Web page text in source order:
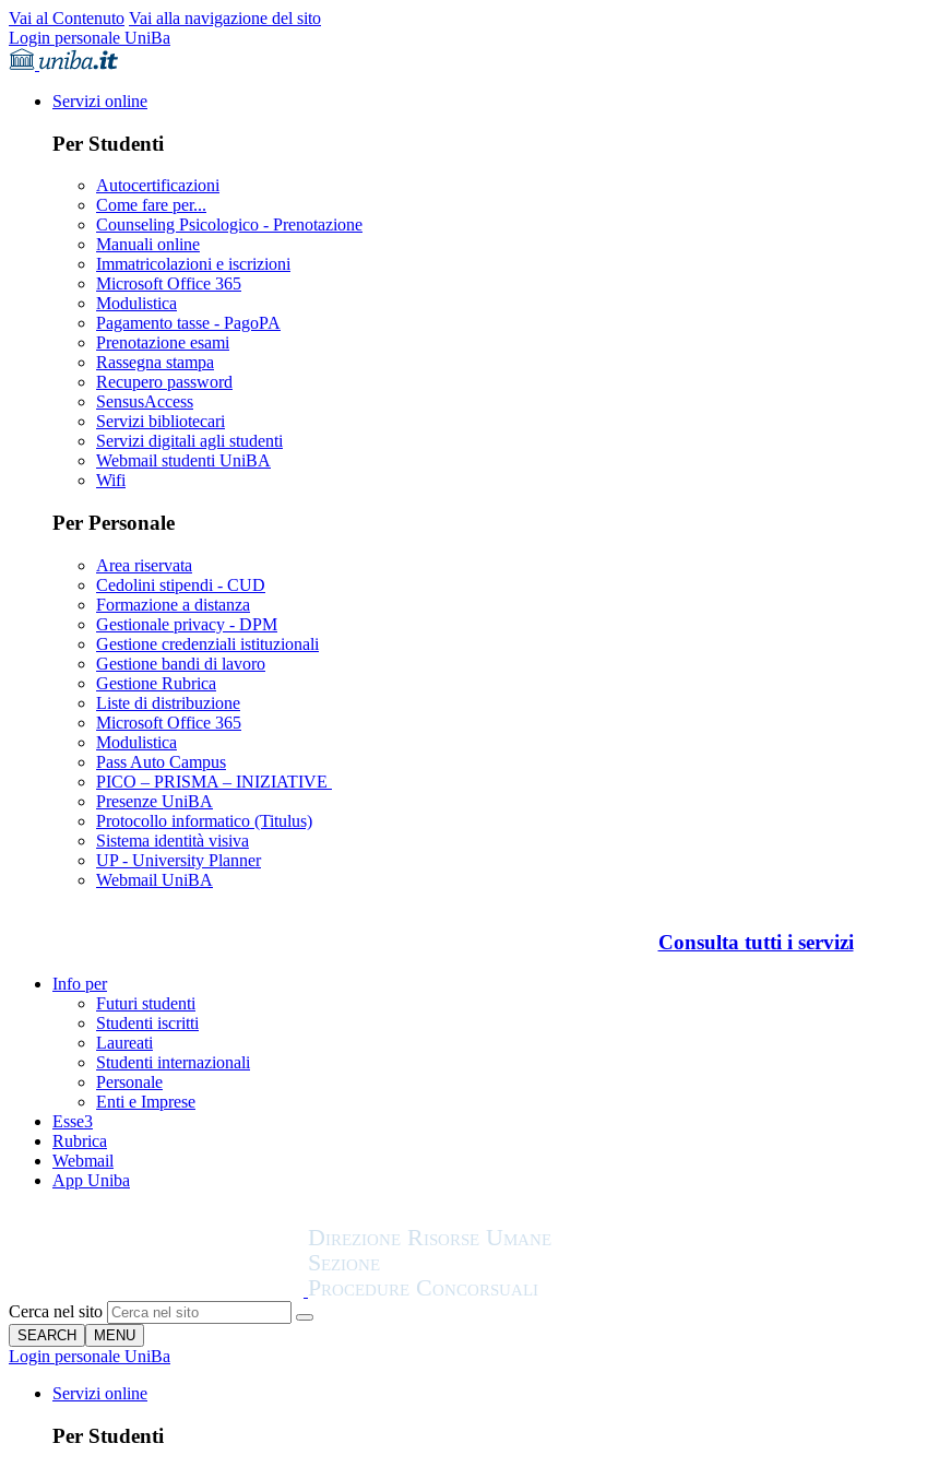
Vai al Contenuto Vai alla navigazione del sito
Login personale UniBa
Servizi online
Per Studenti
Autocertificazioni
Come fare per...
Counseling Psicologico - Prenotazione
Manuali online
Immatricolazioni e iscrizioni
Microsoft Office 365
Modulistica
Pagamento tasse - PagoPA
Prenotazione esami
Rassegna stampa
Recupero password
SensusAccess
Servizi bibliotecari
Servizi digitali agli studenti
Webmail studenti UniBA
Wifi
Per Personale
Area riservata
Cedolini stipendi - CUD
Formazione a distanza
Gestionale privacy - DPM
Gestione credenziali istituzionali
Gestione bandi di lavoro
Gestione Rubrica
Liste di distribuzione
Microsoft Office 365
Modulistica
Pass Auto Campus
PICO – PRISMA – INIZIATIVE
Presenze UniBA
Protocollo informatico (Titulus)
Sistema identità visiva
UP - University Planner
Webmail UniBA
Consulta tutti i servizi
Info per
Futuri studenti
Studenti iscritti
Laureati
Studenti internazionali
Personale
Enti e Imprese
Esse3
Rubrica
Webmail
App Uniba
Cerca nel sito
SEARCH MENU
Login personale UniBa
Servizi online
Per Studenti